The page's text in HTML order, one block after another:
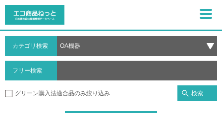
カテゴリ検索
フリー検索
グリーン購入法適合品のみ絞り込み 検索